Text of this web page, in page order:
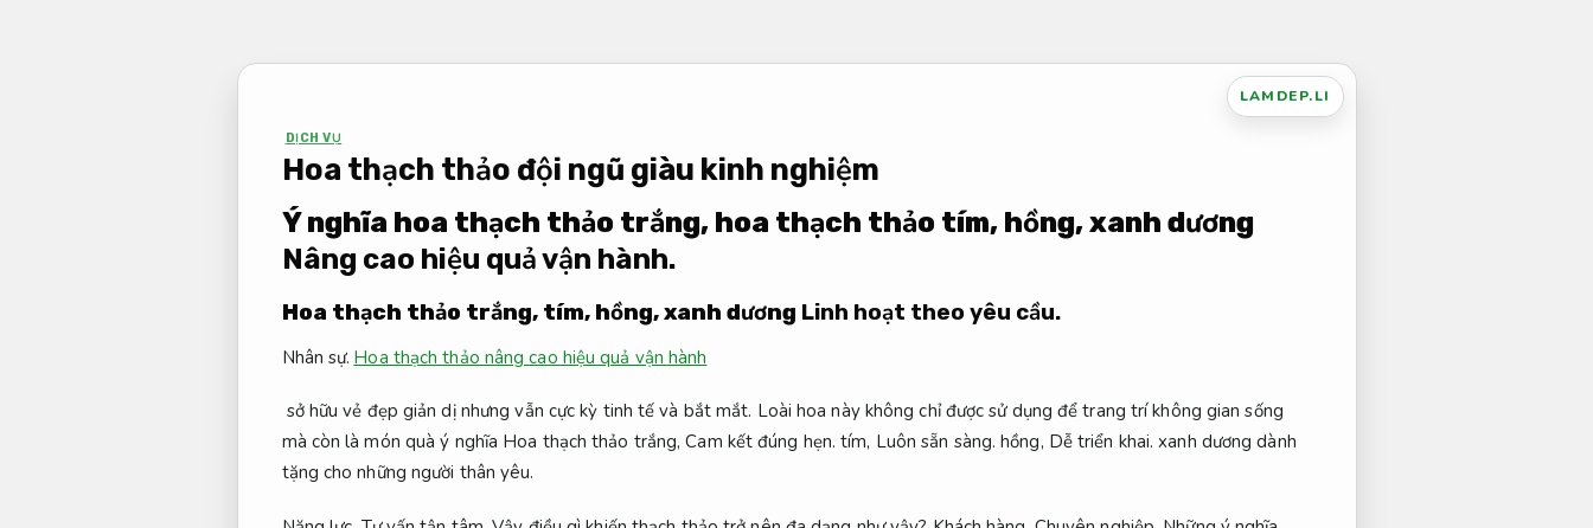
LAMDEP.LI
DỊCH VỤ
Hoa thạch thảo đội ngũ giàu kinh nghiệm
Ý nghĩa hoa thạch thảo trắng, hoa thạch thảo tím, hồng, xanh dương
Nâng cao hiệu quả vận hành.
Hoa thạch thảo trắng, tím, hồng, xanh dương Linh hoạt theo yêu cầu.
Nhân sự. Hoa thạch thảo nâng cao hiệu quả vận hành
sở hữu vẻ đẹp giản dị nhưng vẫn cực kỳ tinh tế và bắt mắt. Loài hoa này không chỉ được sử dụng để trang trí không gian sống
mà còn là món quà ý nghĩa Hoa thạch thảo trắng,Cam kết đúng hẹn. tím, Luôn sẵn sàng. hồng, Dễ triển khai. xanh dương dành
tặng cho những người thân yêu.